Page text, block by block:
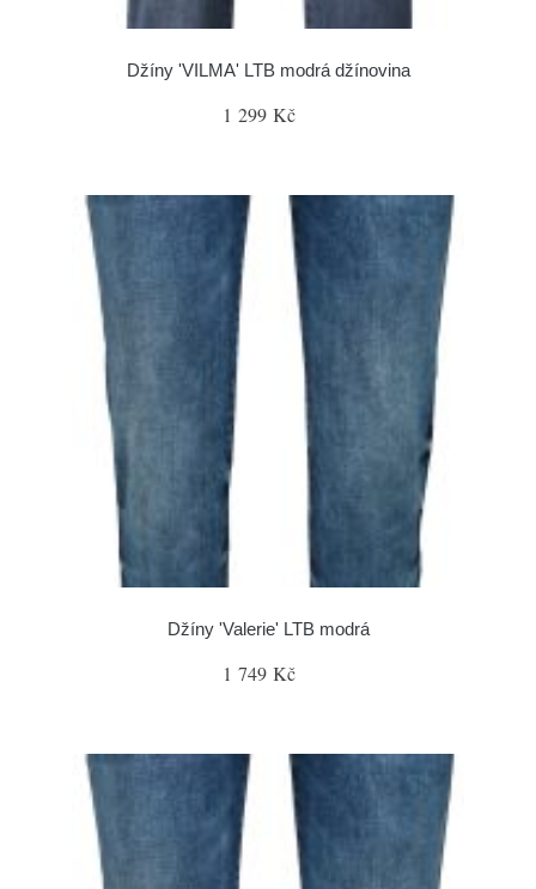
Džíny 'VILMA' LTB modrá džínovina
1 299 Kč
Džíny 'Valerie' LTB modrá
1 749 Kč